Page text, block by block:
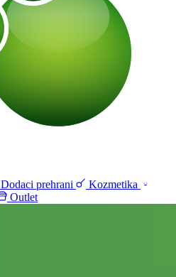
Dodaci prehrani
Kozmetika
Outlet